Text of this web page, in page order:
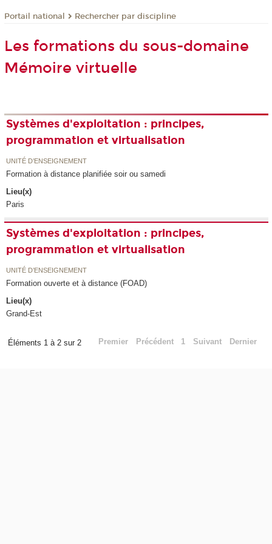
Portail national Rechercher par discipline
Les formations du sous-domaine
Mémoire virtuelle
Systèmes d'exploitation : principes,
programmation et virtualisation
UNITÉ D’ENSEIGNEMENT
Formation à distance planifiée soir ou samedi
Lieu(x)
Paris
Systèmes d'exploitation : principes,
programmation et virtualisation
UNITÉ D’ENSEIGNEMENT
Formation ouverte et à distance (FOAD)
Lieu(x)
Grand-Est
Éléments 1 à 2 sur 2 Premier Précédent 1 Suivant Dernier